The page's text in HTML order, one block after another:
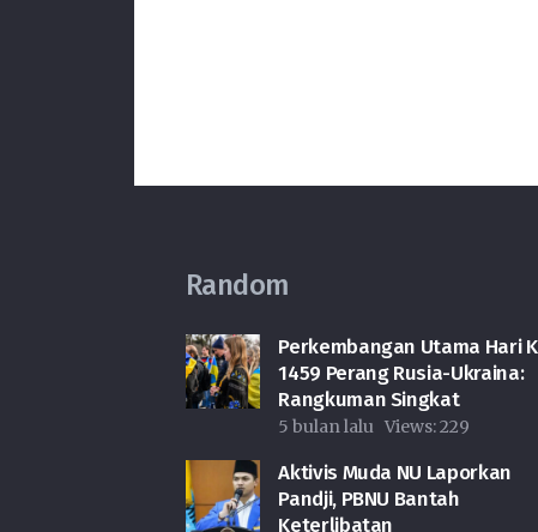
Random
Perkembangan Utama Hari
1459 Perang Rusia-Ukraina:
Rangkuman Singkat
5 bulan lalu Views:229
Aktivis Muda NU Laporkan
Pandji, PBNU Bantah
Keterlibatan